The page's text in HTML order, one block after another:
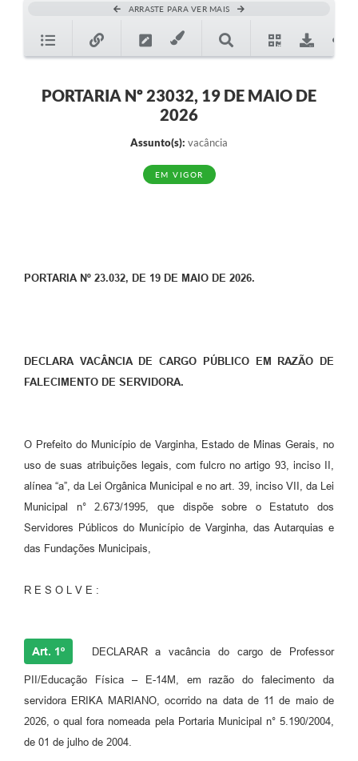
ARRASTE PARA VER MAIS
PORTARIA Nº 23032, 19 DE MAIO DE
2026
Assunto(s): vacância
EM VIGOR
PORTARIA Nº 23.032, DE 19 DE MAIO DE 2026.
DECLARA VACÂNCIA DE CARGO PÚBLICO EM RAZÃO DE
FALECIMENTO DE SERVIDORA.
O Prefeito do Município de Varginha, Estado de Minas Gerais, no
uso de suas atribuições legais, com fulcro no artigo 93, inciso II,
alínea “a”, da Lei Orgânica Municipal e no art. 39, inciso VII, da Lei
Municipal n° 2.673/1995, que dispõe sobre o Estatuto dos
Servidores Públicos do Município de Varginha, das Autarquias e
das Fundações Municipais,
R E S O L V E :
Art. 1º DECLARAR a vacância do cargo de Professor
PII/Educação Física – E-14M, em razão do falecimento da
servidora ERIKA MARIANO, ocorrido na data de 11 de maio de
2026, o qual fora nomeada pela Portaria Municipal n° 5.190/2004,
de 01 de julho de 2004.